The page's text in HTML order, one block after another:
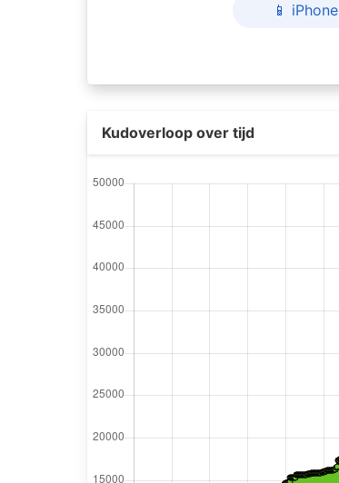
📱 iPhone
Kudoverloop over tijd